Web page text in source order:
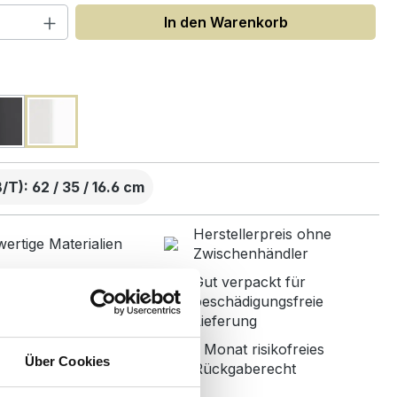
Über Cookies
Anzahl: Gib den gewünschten Wert
In den Warenkorb
T): 62 / 35 / 16.6 cm
Materialien
Herstellerpreis ohne
Zwischenhändler
mit
Gut verpackt für
beschädigungsfreie
Lieferung
in Germany
1 Monat risikofreies
Rückgaberecht